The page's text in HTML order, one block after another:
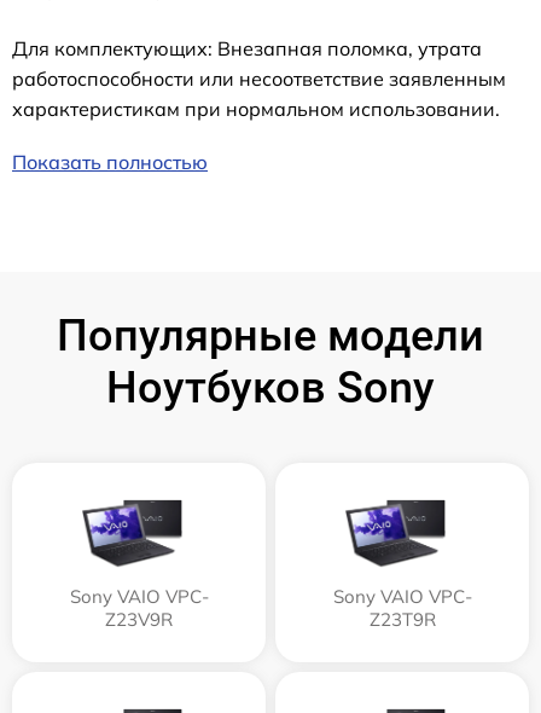
Для комплектующих: Внезапная поломка, утрата
работоспособности или несоответствие заявленным
характеристикам при нормальном использовании.
Показать полностью
Популярные модели
Ноутбуков Sony
Sony VAIO VPC-
Z23V9R
Sony VAIO VPC-
Z23T9R